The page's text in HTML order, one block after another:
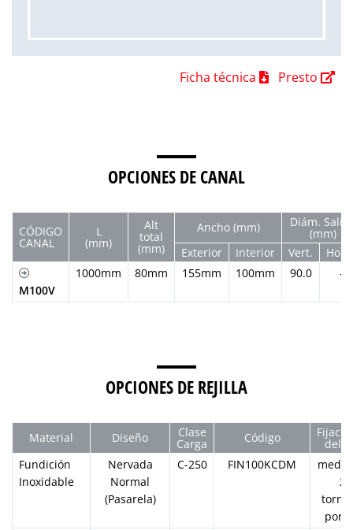
Ficha técnica Presto
OPCIONES DE CANAL
CÓDIGO
CANAL
L
(mm)
Alt
total
(mm)
Ancho (mm) Diám.
(mm)
Exterior
Interior Vert.
M100V
1000mm 80mm 155mm 100mm 90.0 -
OPCIONES DE REJILLA
Material Diseño Clase
Carga Código
del
Fundición
Inoxidable
Nervada
Normal
(Pasarela)
C-250 FIN100KCDM
2
por